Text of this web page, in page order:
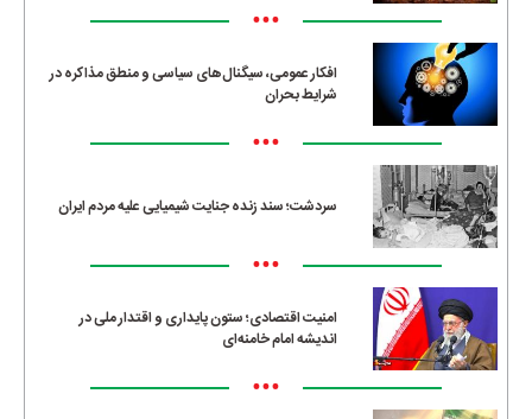
•••
افکار عمومی، سیگنال‌های سیاسی و منطق مذاکره در
شرایط بحران
•••
سردشت؛ سند زنده جنایت شیمیایی علیه مردم ایران
•••
امنیت اقتصادی؛ ستون پایداری و اقتدار ملی در
اندیشه امام خامنه‌ای
•••